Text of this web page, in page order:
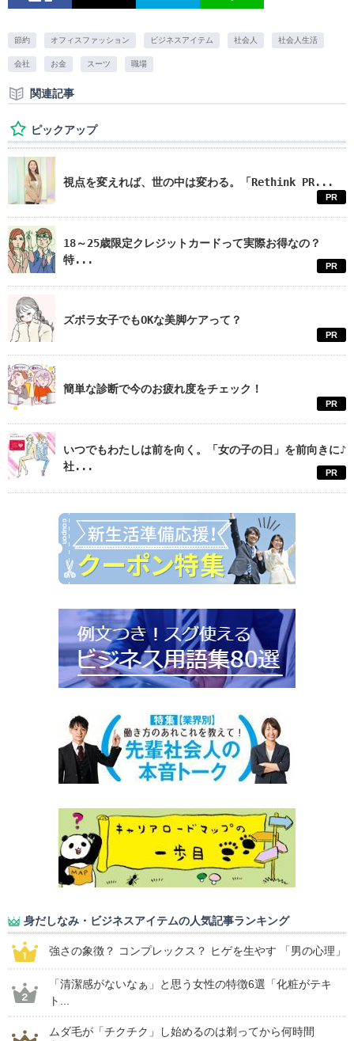
節約 オフィスファッション ビジネスアイテム 社会人 社会人生活
会社 お金 スーツ 職場
関連記事
ピックアップ
視点を変えれば、世の中は変わる。「Rethink PR...
PR
18～25歳限定クレジットカードって実際お得なの？
特...
PR
ズボラ女子でもOKな美脚ケアって？
PR
簡単な診断で今のお疲れ度をチェック！
PR
いつでもわたしは前を向く。「女の子の日」を前向きに♪
社...
PR
身だしなみ・ビジネスアイテムの人気記事ランキング
強さの象徴？ コンプレックス？ ヒゲを生やす 「男の心理」
「清潔感がないなぁ」と思う女性の特徴6選「化粧がテキ
ト...
ムダ毛が「チクチク」し始めるのは剃ってから何時間